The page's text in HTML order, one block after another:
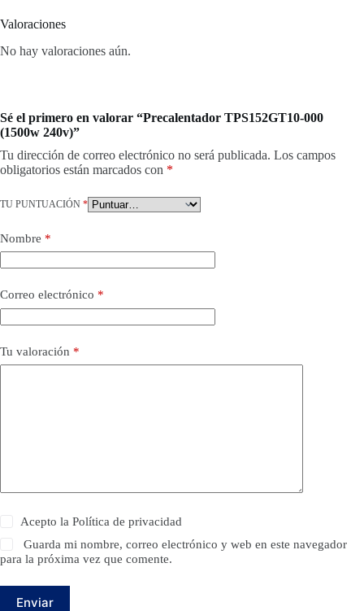
Valoraciones
No hay valoraciones aún.
Sé el primero en valorar “Precalentador TPS152GT10-000
(1500w 240v)”
Tu dirección de correo electrónico no será publicada. Los campos
obligatorios están marcados con *
TU PUNTUACIÓN *
Nombre *
Correo electrónico *
Tu valoración *
Acepto laPolítica de privacidad
Guarda mi nombre, correo electrónico y web en este navegador
para la próxima vez que comente.
Enviar